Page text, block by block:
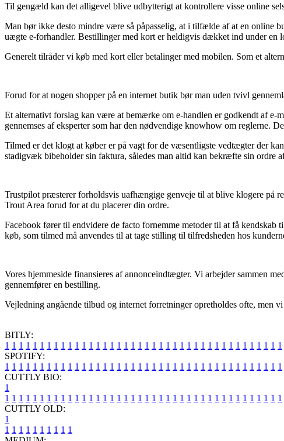
Til gengæld kan det alligevel blive udbytterigt at kontrollere visse online
Man bør ikke desto mindre være så påpasselig, at i tilfælde af at en online
uægte e-forhandler. Bestillinger med kort er heldigvis dækket ind under en
Generelt tilråder vi køb med kort eller betalinger med mobilen. Som et
Forud for at nogen shopper på en internet butik bør man uden tvivl
Et alternativt forslag kan være at bemærke om e-handlen er godkendt af e-
gennemses af eksperter som har den nødvendige knowhow om reglerne.
Tilmed er det klogt at køber er på vagt for de væsentligste vedtægter der
stadigvæk bibeholder sin faktura, således man altid kan bekræfte sin ordre
Trustpilot præsterer forholdsvis uafhængige genveje til at blive klogere på
Trout Area forud for at du placerer din ordre.
Facebook fører til endvidere de facto fornemme metoder til at få
køb, som tilmed må anvendes til at tage stilling til tilfredsheden hos
Vores hjemmeside finansieres af annonceindtægter. Vi arbejder sammen
gennemfører en bestilling.
Vejledning angående tilbud og internet forretninger opretholdes ofte, men
BITLY:
1 1 1 1 1 1 1 1 1 1 1 1 1 1 1 1 1 1 1 1 1 1 1 1 1 1 1 1 1 1 1 1 1 1 1 1 1 1 1 1
SPOTIFY:
1 1 1 1 1 1 1 1 1 1 1 1 1 1 1 1 1 1 1 1 1 1 1 1 1 1 1 1 1 1 1 1 1 1 1 1 1 1 1 1
CUTTLY BIO:
1
1 1 1 1 1 1 1 1 1 1 1 1 1 1 1 1 1 1 1 1 1 1 1 1 1 1 1 1 1 1 1 1 1 1 1 1 1 1 1 1
CUTTLY OLD:
1
1 1 1 1 1 1 1 1 1 1